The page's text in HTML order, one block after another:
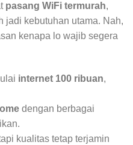
pasang WiFi termurah,
jadi kebutuhan utama. Nah,
kenapa lo wajib segera
internet 100 ribuan,
dengan berbagai
kualitas tetap terjamin